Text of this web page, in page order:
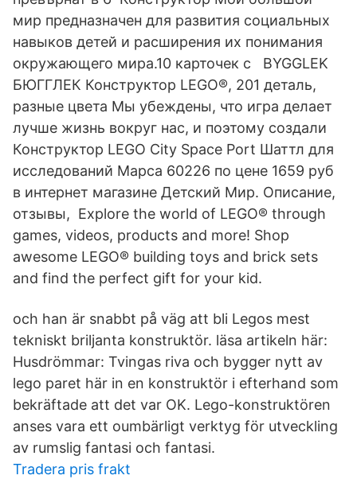
мир предназначен для развития социальных
навыков детей и расширения их понимания
окружающего мира.10 карточек с BYGGLEK
БЮГГЛЕК Конструктор LEGO®, 201 деталь,
разные цвета Мы убеждены, что игра делает
лучше жизнь вокруг нас, и поэтому создали
Конструктор LEGO City Space Port Шаттл для
исследований Марса 60226 по цене 1659 руб
в интернет магазине Детский Мир. Описание,
отзывы, Explore the world of LEGO® through
games, videos, products and more! Shop
awesome LEGO® building toys and brick sets
and find the perfect gift for your kid.
och han är snabbt på väg att bli Legos mest
tekniskt briljanta konstruktör. läsa artikeln här:
Husdrömmar: Tvingas riva och bygger nytt av
lego paret här in en konstruktör i efterhand som
bekräftade att det var OK. Lego-konstruktören
anses vara ett oumbärligt verktyg för utveckling
av rumslig fantasi och fantasi.
Tradera pris frakt